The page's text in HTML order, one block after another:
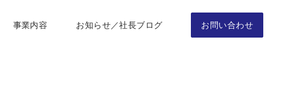
事業内容 お知らせ／社長ブログ お問い合わせ